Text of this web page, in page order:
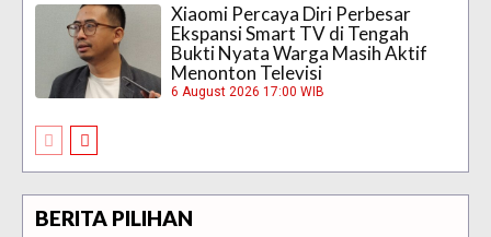
Xiaomi Percaya Diri Perbesar
Ekspansi Smart TV di Tengah
Bukti Nyata Warga Masih Aktif
Menonton Televisi
6 August 2026 17:00 WIB
BERITA PILIHAN